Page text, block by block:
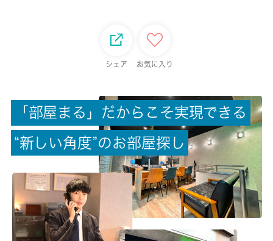
駐車場/料金
無/-
有/12000円
保険名/保険期間
-/2年
シェア お気に入り
「 部屋 ま る 」 だ か ら こ そ実現で き る
“新 し い角 度”のお部屋探 し